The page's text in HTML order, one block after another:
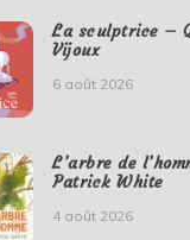
La sculptrice –
Vijoux
6 août 2026
L’arbre de
Patrick White
4 août 2026